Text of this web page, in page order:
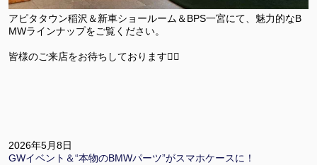
アピタタウン稲沢＆新車ショールーム＆BPS一宮にて、魅力的なB
MWラインナップをご覧ください。
皆様のご来店をお待ちしております🙇‍♀️
2026年5月8日
GWイベント＆“本物のBMWパーツ”がスマホケースに！